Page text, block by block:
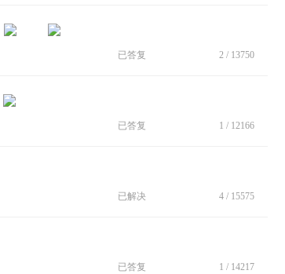
已答复 2 / 13750
已答复 1 / 12166
已解决 4 / 15575
已答复 1 / 14217